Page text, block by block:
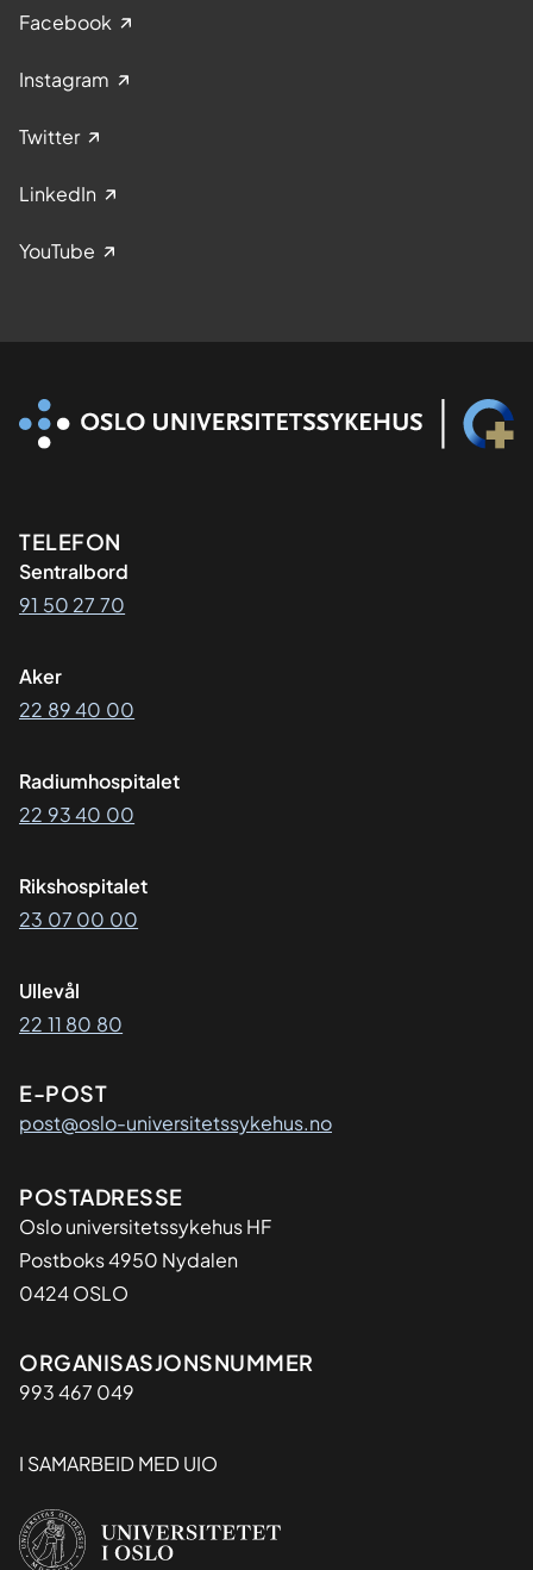
Facebook
Instagram
Twitter
LinkedIn
YouTube
Kontaktinformasjon
TELEFON
Sentralbord
91 50 27 70
Aker
22 89 40 00
Radiumhospitalet
22 93 40 00
Rikshospitalet
23 07 00 00
Ullevål
22 11 80 80
E-POST
post@oslo-universitetssykehus.no
Adresse
POSTADRESSE
Oslo universitetssykehus HF
Postboks 4950 Nydalen
0424 OSLO
Organisasjon
ORGANISASJONSNUMMER
993 467 049
I SAMARBEID MED UIO